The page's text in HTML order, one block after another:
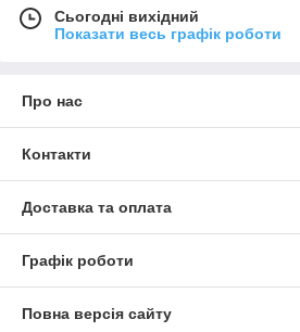
Сьогодні вихідний
Показати весь графік роботи
Про нас
Контакти
Доставка та оплата
Графік роботи
Повна версія сайту